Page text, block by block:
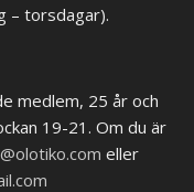
– torsdagar).
medlem, 25 år och
19-21. Om du är
eller